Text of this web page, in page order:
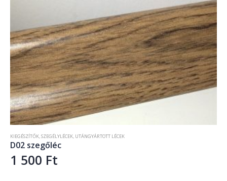
KIEGÉSZÍTŐK,SZEGÉLYLÉCEK, UTÁNGYÁRTOTT LÉCEK
D02 szegőléc
1 500 Ft